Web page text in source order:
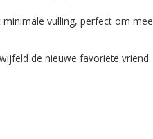
vulling, perfect om mee
de nieuwe favoriete vriend